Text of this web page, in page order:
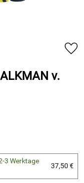
v.
3 Werktage
37,50 €